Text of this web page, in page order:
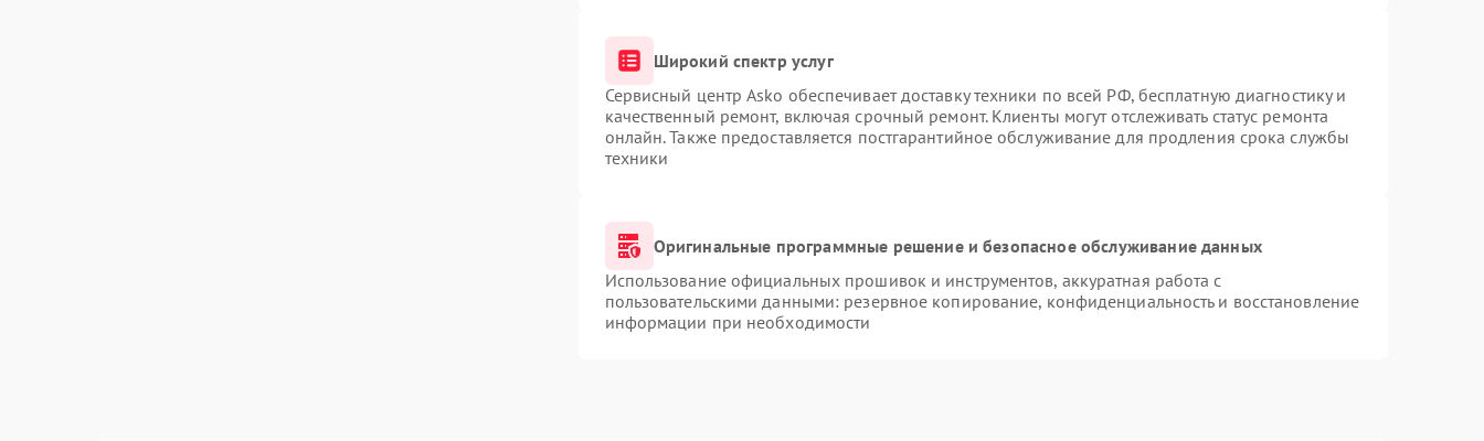
Широкий спектр услуг
Сервисный центр Asko обеспечивает доставку техники по всей РФ, бесплатную диагностику и
качественный ремонт, включая срочный ремонт. Клиенты могут отслеживать статус ремонта
онлайн. Также предоставляется постгарантийное обслуживание для продления срока службы
техники
Оригинальные программные решение и безопасное обслуживание данных
Использование официальных прошивок и инструментов, аккуратная работа с
пользовательскими данными: резервное копирование, конфиденциальность и восстановление
информации при необходимости